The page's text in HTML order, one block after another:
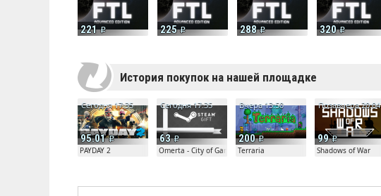
221 225 288 320
История покупок на нашей площадке
95.01
Сегодня 17:35
PAYDAY 2
63
Сегодня 17:35
Omerta - City of Gangsters
200
Вчера 13:50
Terraria
99
Позавчера 20:04
Shadows of War